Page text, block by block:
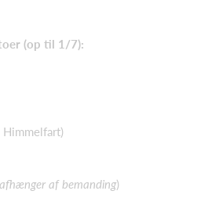
(op til 1/7):
Himmelfart)
af bemanding)